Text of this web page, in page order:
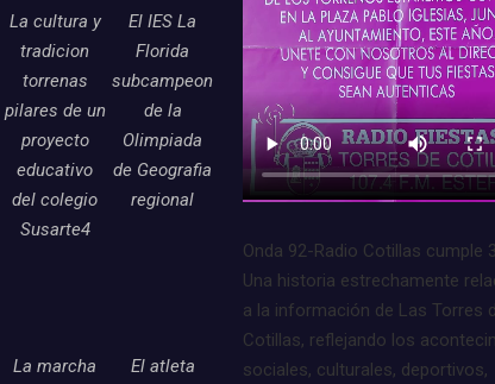
La cultura y
tradicion
torrenas
pilares de un
proyecto
educativo
del colegio
Susarte4
El IES La
Florida
subcampeon
de la
Olimpiada
de Geografia
regional
La marcha
El atleta
Onda 92-Radio Cotillas cumple
Una historia estrechamente
a la información de Las Torres
Cotillas, reflejando los
sociales, culturales, deportivos,